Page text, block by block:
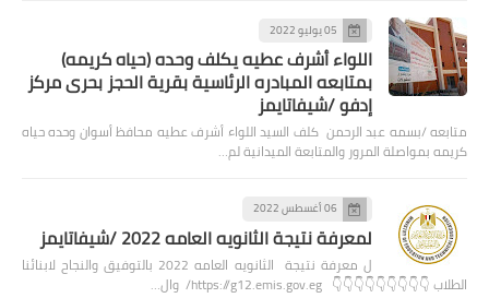
05 يوليو 2022
اللواء أشرف عطيه يكلف وحده (حياه كريمه)
بمتابعه المبادره الرئاسية بقرية الحجز بحرى مركز
إدفو /شيفاتايمز
متابعه /بسمه عبد الرحمن كلف السيد اللواء أشرف عطيه محافظ أسوان وحده حياه
كريمه بمواصلة المرور والمتابعة الميدانية لم…
06 أغسطس 2022
لمعرفة نتيجة الثانويه العامه 2022 /شيفاتايمز
ل معرفة نتيجة الثانويه العامه 2022 بالتوفيق والنجاح لابنائنا
الطلاب 👇👇👇👇👇👇👇👇👇 https://g12.emis.gov.eg/ وال…